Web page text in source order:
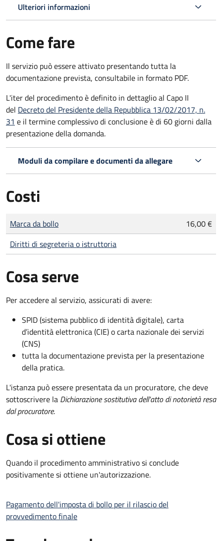
Ulteriori informazioni
Come fare
Il servizio può essere attivato presentando tutta la
documentazione prevista, consultabile in formato PDF.
L'iter del procedimento è definito in dettaglio al Capo II
del Decreto del Presidente della Repubblica 13/02/2017, n.
31 e il termine complessivo di conclusione è di 60 giorni dalla
presentazione della domanda.
Moduli da compilare e documenti da allegare
Costi
Tipo di pagamento
Importo
Marca da bollo
16,00 €
Diritti di segreteria o istruttoria
Cosa serve
Per accedere al servizio, assicurati di avere:
SPID (sistema pubblico di identità digitale), carta
d’identità elettronica (CIE) o carta nazionale dei servizi
(CNS)
tutta la documentazione prevista per la presentazione
della pratica.
L'istanza può essere presentata da un procuratore, che deve
sottoscrivere la Dichiarazione sostitutiva dell'atto di notorietà resa
dal procuratore.
Cosa si ottiene
Quando il procedimento amministrativo si conclude
positivamente si ottiene un'autorizzazione.
Pagamento dell'imposta di bollo per il rilascio del
provvedimento finale